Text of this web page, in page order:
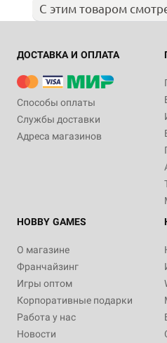
С этим товаром
ДОСТАВКА И ОПЛАТА
Способы оплаты
Службы доставки
Адреса магазинов
HOBBY GAMES
О магазине
Франчайзинг
Игры оптом
Корпоративные подарки
Работа у нас
Новости